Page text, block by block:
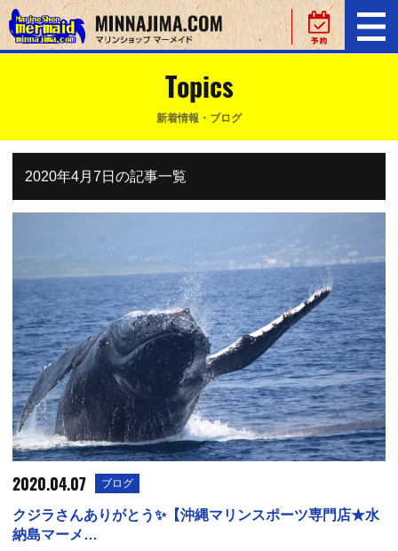
Topics
新着情報・ブログ
2020年4月7日の記事一覧
2020.04.07 ブログ
クジラさんありがとう✨【沖縄マリンスポーツ専門店★水
納島マーメ…